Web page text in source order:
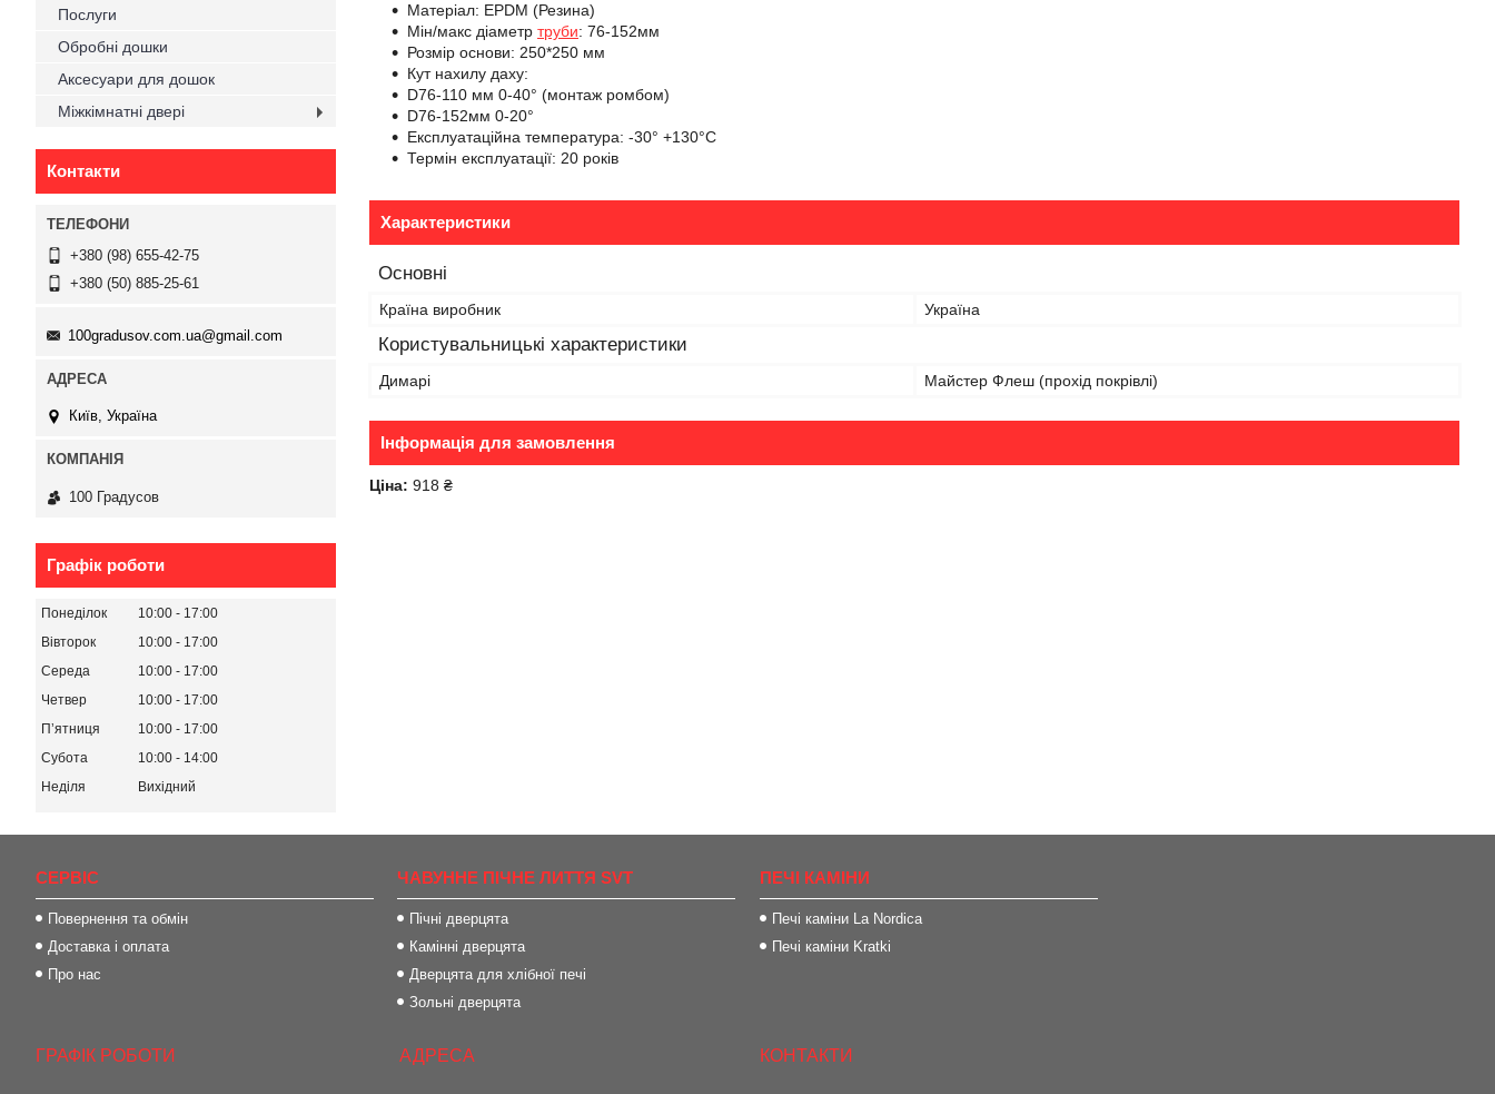
Матеріал: EPDM (Резина)
Мін/макс діаметр труби: 76-152мм
Розмір основи: 250*250 мм
Кут нахилу даху:
D76-110 мм 0-40° (монтаж ромбом)
D76-152мм 0-20°
Експлуатаційна температура: -30° +130°С
Термін експлуатації: 20 років
Характеристики
Основні
Країна виробник Україна
Користувальницькі характеристики
Димарі Майстер Флеш (прохід покрівлі)
Інформація для замовлення
Ціна: 918 ₴
Послуги
Обробні дошки
Аксесуари для дошок
Міжкімнатні двері
Контакти
+380 (98) 655-42-75
+380 (50) 885-25-61
100gradusov.com.ua@gmail.com
Київ, Україна
100 Градусов
Графік роботи
Понеділок 10:00
17:00
Вівторок
10:00
17:00
Середа
10:00
17:00
Четвер
10:00
17:00
Пʼятниця
10:00
17:00
Субота
10:00
14:00
Неділя
Вихідний
СЕРВІС
Повернення та обмін
Доставка і оплата
Про нас
ЧАВУННЕ ПІЧНЕ ЛИТТЯ SVT
Пічні дверцята
Камінні дверцята
Дверцята для хлібної печі
Зольні дверцята
ПЕЧІ КАМІНИ
Печі каміни La Nordica
Печі каміни Kratki
ГРАФІК РОБОТИ